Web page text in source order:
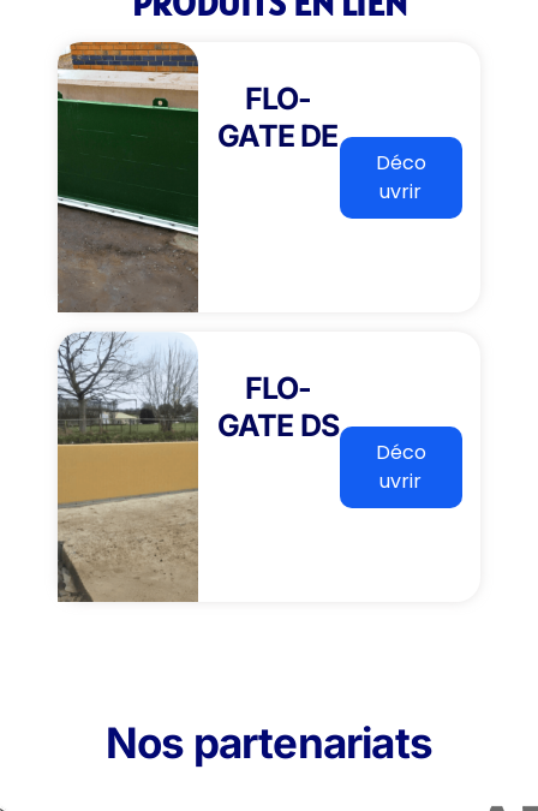
FLO-
GATE DE
Déco
uvrir
FLO-
GATE DS
Déco
uvrir
Nos partenariats